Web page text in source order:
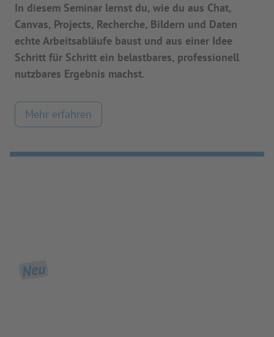
In diesem Seminar lernst du, wie du aus Chat,
Canvas, Projects, Recherche, Bildern und Daten
echte Arbeitsabläufe baust und aus einer Idee
Schritt für Schritt ein belastbares, professionell
nutzbares Ergebnis machst.
Mehr erfahren
Neu